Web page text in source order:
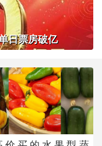
日票房破亿